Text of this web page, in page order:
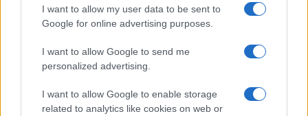
I want to allow my user data to be sent to
Google for online advertising purposes.
I want to allow Google to send me
personalized advertising.
I want to allow Google to enable storage
related to analytics like cookies on web or
cercano aria per ritrovare fluidità, e un briciolo di
poesia.
Commenta per primo